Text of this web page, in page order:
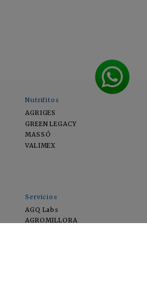
Nutrifitos
AGRIGES
GREEN LEGACY
MASSÓ
VALIMEX
Servicios
AGQ Labs
AGROMILLORA